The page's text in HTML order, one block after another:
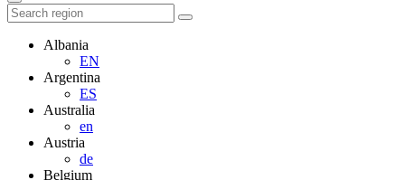
Albania
EN
Argentina
ES
Australia
en
Austria
de
Belgium